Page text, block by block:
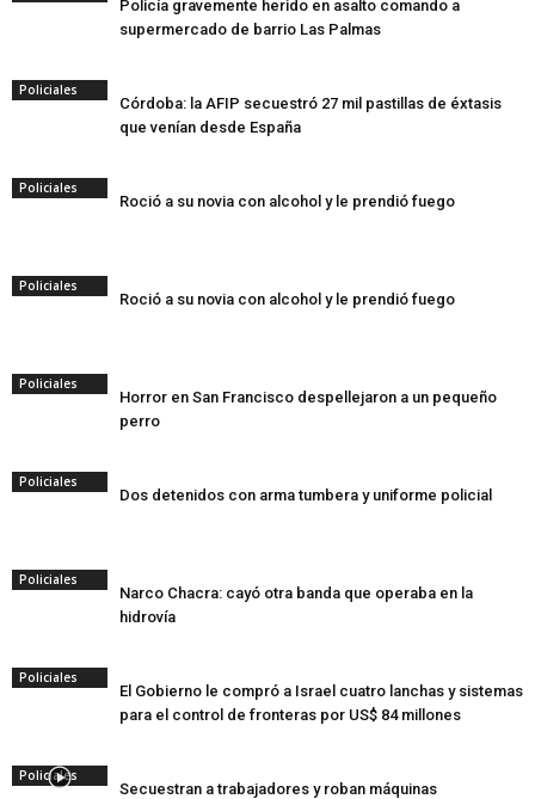
Policía gravemente herido en asalto comando a
supermercado de barrio Las Palmas
Policiales
Córdoba: la AFIP secuestró 27 mil pastillas de éxtasis
que venían desde España
Policiales
Roció a su novia con alcohol y le prendió fuego
Policiales
Roció a su novia con alcohol y le prendió fuego
Policiales
Horror en San Francisco despellejaron a un pequeño
perro
Policiales
Dos detenidos con arma tumbera y uniforme policial
Policiales
Narco Chacra: cayó otra banda que operaba en la
hidrovía
Policiales
El Gobierno le compró a Israel cuatro lanchas y sistemas
para el control de fronteras por US$ 84 millones
Policiales
Secuestran a trabajadores y roban máquinas